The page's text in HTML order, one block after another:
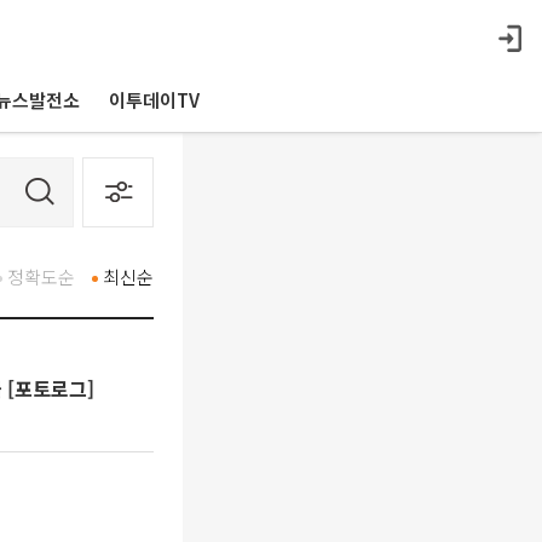
스발전소 이투데이TV
최신순
정확도순
[포토로그]